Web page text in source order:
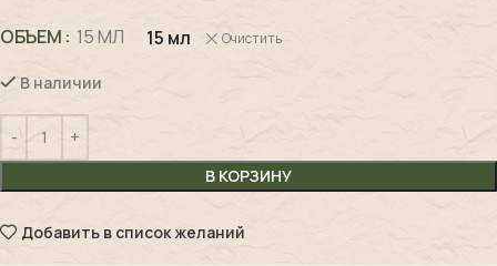
ОБЪЕМ 15 МЛ 15 мл Очистить
В наличии
В КОРЗИНУ
Добавить в список желаний